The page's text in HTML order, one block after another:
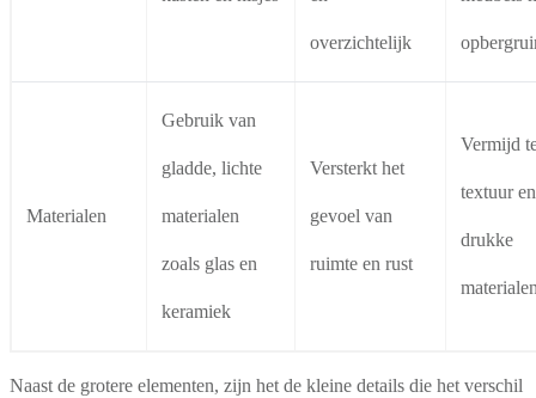
overzichtelijk
Materialen
Gebruik van
gladde, lichte
materialen
zoals glas en
keramiek
Versterkt het
gevoel van
ruimte en rust
Vermijd
textuur en
drukke
Naast de grotere elementen, zijn het de kleine details die het verschil